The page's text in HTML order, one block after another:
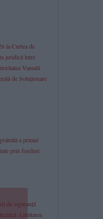
la Curtea de
juridică între
Vamală
de Soluționare
a primei
prin fonduri
de siguranță
Limitarea